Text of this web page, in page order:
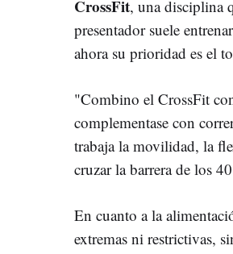
CrossFit, una disciplina
presentador suele
ahora su prioridad es el
"Combino el CrossFit
complementase con
trabaja la movilidad, la
cruzar la barrera de los
En cuanto a la
extremas ni restrictivas,